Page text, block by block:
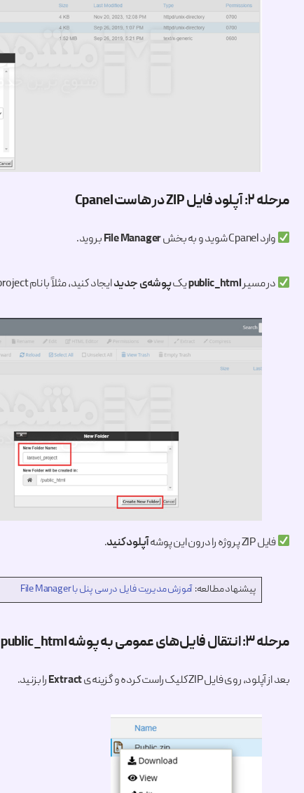
مرحله ۲: آپلود فایل ZIP در هاست Cpanel
وارد Cpanel شوید و به بخش File Managerبروید.
در مسیرpublic_htmlیکپوشه‌ی جدیدایجاد کنید، مثلاً با نام laravel_project.
فایل ZIP پروژه را درون این پوشه آپلود کنید.
پیشنهاد مطالعه:آموزش مدیریت فایل در سی پنل با File Manager
مرحله ۳: انتقال فایل‌های عمومی به پوشه public_html
بعد از آپلود، روی فایل ZIP کلیک راست کرده و گزینه‌ی Extractرا بزنید.